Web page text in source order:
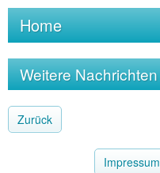
Home
Weitere Nachrichten
Zurück
Impressum